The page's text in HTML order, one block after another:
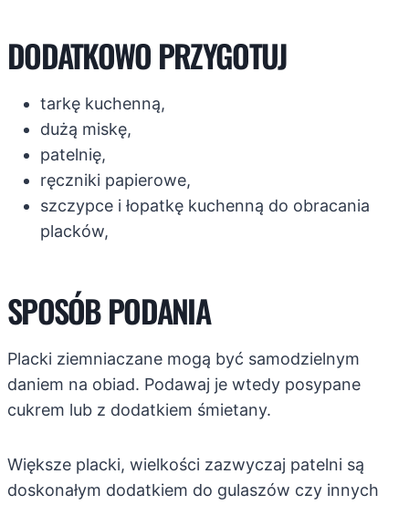
DODATKOWO PRZYGOTUJ
tarkę kuchenną,
dużą miskę,
patelnię,
ręczniki papierowe,
szczypce i łopatkę kuchenną do obracania
placków,
SPOSÓB PODANIA
Placki ziemniaczane mogą być samodzielnym
daniem na obiad. Podawaj je wtedy posypane
cukrem lub z dodatkiem śmietany.
Większe placki, wielkości zazwyczaj patelni są
doskonałym dodatkiem do gulaszów czy innych